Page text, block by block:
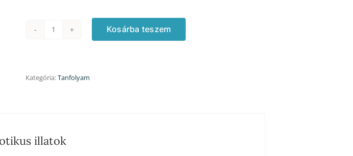
Indiai
Ft/fő
első
alkalommal
Kosárba teszem
Kategória:Tanfolyam
illatok